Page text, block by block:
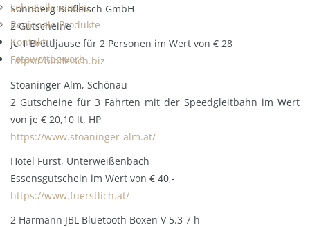
Lehrstellensuche
Regionale Produkte
Kontakt
Fotowettbewerb
Sonnberg Biofleisch GmbH
2 Gutscheine
je 1 Brettljause für 2 Personen im Wert von € 28
https://biofleisch.biz
Stoaninger Alm, Schönau
2 Gutscheine für 3 Fahrten mit der Speedgleitbahn im Wert
von je € 20,10 lt. HP
https://www.stoaninger-alm.at/
Hotel Fürst, Unterweißenbach
Essensgutschein im Wert von € 40,-
https://www.fuerstlich.at/
2 Harmann JBL Bluetooth Boxen V 5.3 7 h